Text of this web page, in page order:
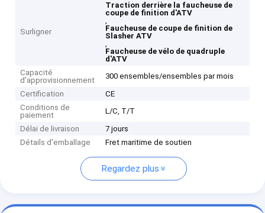
Surligner
Traction derrière la faucheuse de
coupe de finition d'ATV
,
Faucheuse de coupe de finition de
Slasher ATV
,
Faucheuse de vélo de quadruple
d'ATV
Capacité
d'approvisionnement
300 ensembles/ensembles par mois
Certification
CE
Conditions de
paiement
L/C, T/T
Délai de livraison
7 jours
Détails d'emballage
Fret maritime de soutien
Regardez plus